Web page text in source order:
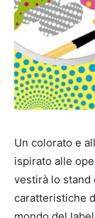
Un colorato e
ispirato alle
vestirà lo stand
caratteristiche